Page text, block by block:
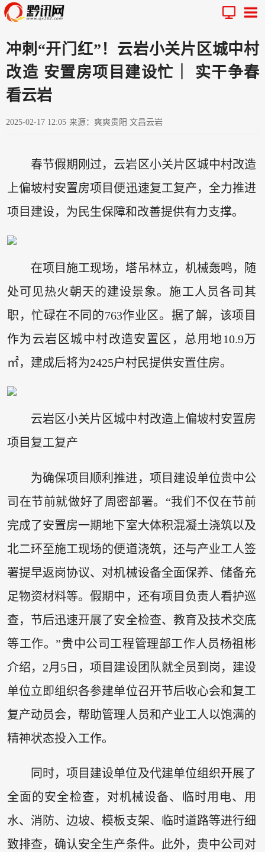
冲刺“开门红”！云岩小关片区城中村
改造 安置房项目建设忙｜ 实干争春
看云岩
2025-02-17 12:05 来源：爽爽贵阳 文昌云岩
春节假期刚过，云岩区小关片区城中村改造
上偏坡村安置房项目便迅速复工复产，全力推进
项目建设，为民生保障和改善提供有力支撑。
在项目施工现场，塔吊林立，机械轰鸣，随
处可见热火朝天的建设景象。施工人员各司其
职，忙碌在不同的763作业区。据了解，该项目
作为云岩区城中村改造安置区，总用地10.9万
㎡，建成后将为2425户村民提供安置住房。
云岩区小关片区城中村改造上偏坡村安置房
项目复工复产
为确保项目顺利推进，项目建设单位贵中公
司在节前就做好了周密部署。“我们不仅在节前
完成了安置房一期地下室大体积混凝土浇筑以及
北二环至施工现场的便道浇筑，还与产业工人签
署提早返岗协议、对机械设备全面保养、储备充
足物资材料等。假期中，还有项目负责人看护巡
查，节后迅速开展了安全检查、教育及技术交底
等工作。”贵中公司工程管理部工作人员杨祖彬
介绍，2月5日，项目建设团队就全员到岗，建设
单位立即组织各参建单位召开节后收心会和复工
复产动员会，帮助管理人员和产业工人以饱满的
精神状态投入工作。
同时，项目建设单位及代建单位组织开展了
全面的安全检查，对机械设备、临时用电、用
水、消防、边坡、模板支架、临时道路等进行细
致排查，确认安全生产条件。此外，贵中公司对